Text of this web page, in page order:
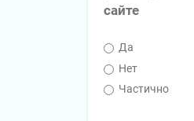
сайте
Да
Нет
Частично